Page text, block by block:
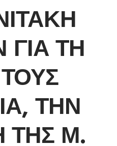
ΓΙΑ ΤΗ
ΤΗΝ
ΤΗΣ Μ.